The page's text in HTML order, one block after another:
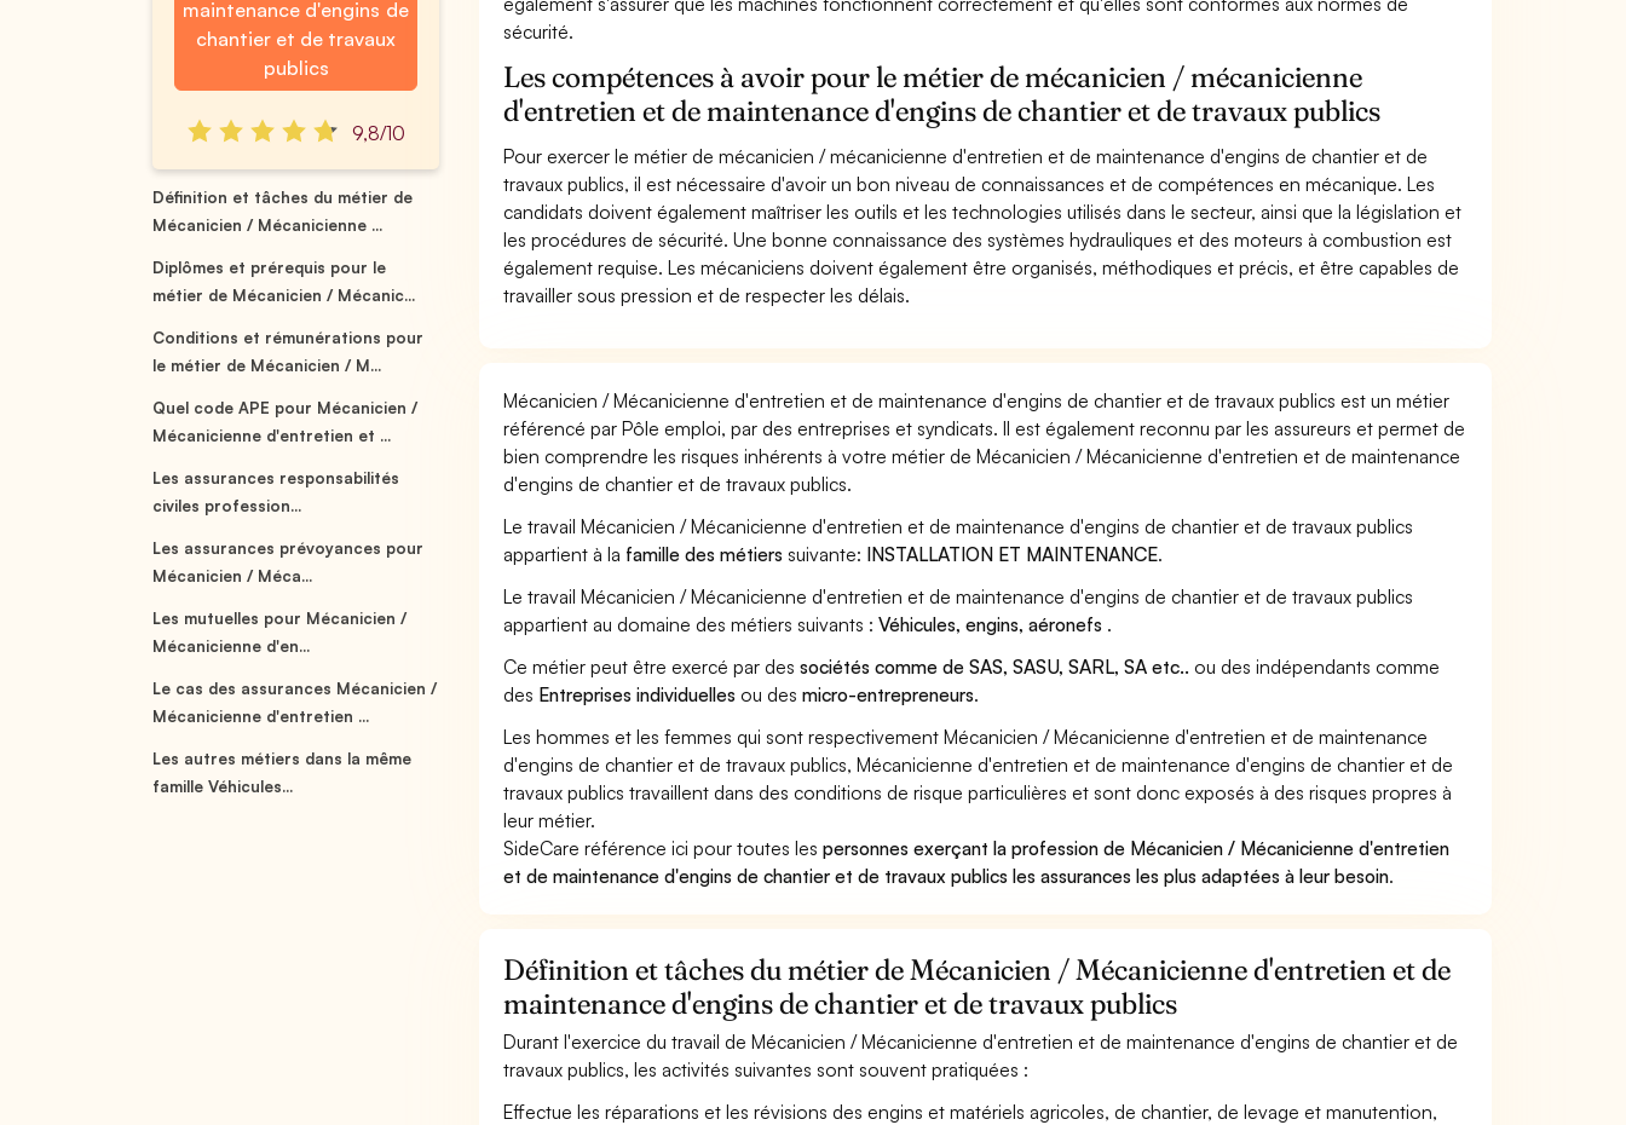
maintenance d'engins de
chantier et de travaux
publics
9,8/10
Définition et tâches du métier de
Mécanicien / Mécanicienne ...
Diplômes et prérequis pour le
métier de Mécanicien / Mécanic...
Conditions et rémunérations pour
le métier de Mécanicien / M...
Quel code APE pour Mécanicien /
Mécanicienne d'entretien et ...
Les assurances responsabilités
civiles profession...
Les assurances prévoyances pour
Mécanicien / Méca...
Les mutuelles pour Mécanicien /
Mécanicienne d'en...
Le cas des assurances Mécanicien /
Mécanicienne d'entretien ...
Les autres métiers dans la même
famille Véhicules...
sécurité.
Les compétences à avoir pour le métier de mécanicien / mécanicienne
d'entretien et de maintenance d'engins de chantier et de travaux publics
Pour exercer le métier de mécanicien / mécanicienne d'entretien et de maintenance d'engins de chantier et de
travaux publics, il est nécessaire d'avoir un bon niveau de connaissances et de compétences en mécanique. Les
candidats doivent également maîtriser les outils et les technologies utilisés dans le secteur, ainsi que la législation et
les procédures de sécurité. Une bonne connaissance des systèmes hydrauliques et des moteurs à combustion est
également requise. Les mécaniciens doivent également être organisés, méthodiques et précis, et être capables de
travailler sous pression et de respecter les délais.
Mécanicien / Mécanicienne d'entretien et de maintenance d'engins de chantier et de travaux publics est un métier
référencé par Pôle emploi, par des entreprises et syndicats. Il est également reconnu par les assureurs et permet de
bien comprendre les risques inhérents à votre métier de Mécanicien / Mécanicienne d'entretien et de maintenance
d'engins de chantier et de travaux publics.
Le travail Mécanicien / Mécanicienne d'entretien et de maintenance d'engins de chantier et de travaux publics
appartient à la famille des métiers suivante: INSTALLATION ET MAINTENANCE.
Le travail Mécanicien / Mécanicienne d'entretien et de maintenance d'engins de chantier et de travaux publics
appartient au domaine des métiers suivants :Véhicules, engins, aéronefs .
Ce métier peut être exercé par dessociétés comme de SAS, SASU, SARL, SA etc.. ou des indépendants comme
des Entreprises individuelles ou desmicro-entrepreneurs.
Les hommes et les femmes qui sont respectivement Mécanicien / Mécanicienne d'entretien et de maintenance
d'engins de chantier et de travaux publics, Mécanicienne d'entretien et de maintenance d'engins de chantier et de
travaux publics travaillent dans des conditions de risque particulières et sont donc exposés à des risques propres à
leur métier.
SideCare référence ici pour toutes lespersonnes exerçant la profession de Mécanicien / Mécanicienne d'entretien
et de maintenance d'engins de chantier et de travaux publics les assurances les plus adaptées à leur besoin.
Définition et tâches du métier de Mécanicien / Mécanicienne d'entretien et de
maintenance d'engins de chantier et de travaux publics
Durant l'exercice du travail de Mécanicien / Mécanicienne d'entretien et de maintenance d'engins de chantier et de
travaux publics, les activités suivantes sont souvent pratiquées :
Effectue les réparations et les révisions des engins et matériels agricoles, de chantier, de levage et manutention,